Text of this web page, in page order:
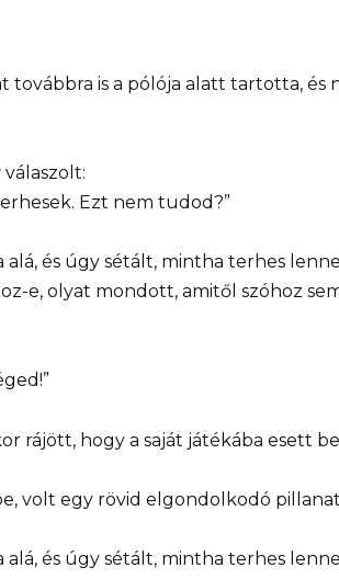
továbbra is a pólója alatt tartotta, és
Ezt nem tudod?”
és úgy sétált, mintha terhes
e, olyat mondott, amitől szóhoz
rájött, hogy a saját játékába esett
volt egy rövid elgondolkodó
és úgy sétált, mintha terhes